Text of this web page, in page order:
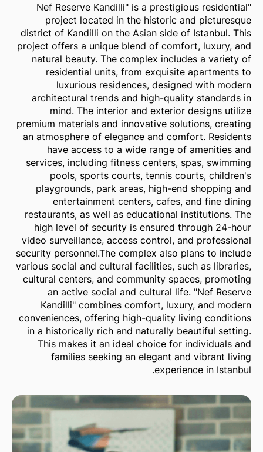
"Nef Reserve Kandilli" is a prestigious residential
project located in the historic and picturesque
district of Kandilli on the Asian side of Istanbul. This
project offers a unique blend of comfort, luxury, and
natural beauty. The complex includes a variety of
residential units, from exquisite apartments to
luxurious residences, designed with modern
architectural trends and high-quality standards in
mind. The interior and exterior designs utilize
premium materials and innovative solutions, creating
an atmosphere of elegance and comfort. Residents
have access to a wide range of amenities and
services, including fitness centers, spas, swimming
pools, sports courts, tennis courts, children's
playgrounds, park areas, high-end shopping and
entertainment centers, cafes, and fine dining
restaurants, as well as educational institutions. The
high level of security is ensured through 24-hour
video surveillance, access control, and professional
security personnel.The complex also plans to include
various social and cultural facilities, such as libraries,
cultural centers, and community spaces, promoting
an active social and cultural life. "Nef Reserve
Kandilli" combines comfort, luxury, and modern
conveniences, offering high-quality living conditions
in a historically rich and naturally beautiful setting.
This makes it an ideal choice for individuals and
families seeking an elegant and vibrant living
experience in Istanbul.